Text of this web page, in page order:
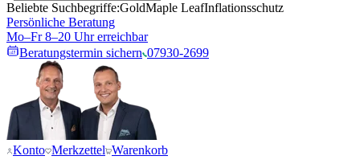
Beliebte Suchbegriffe:GoldMaple LeafInflationsschutz
Persönliche Beratung
Mo–Fr 8–20 Uhr erreichbar
Beratungstermin sichern 07930-2699
Konto Merkzettel Warenkorb